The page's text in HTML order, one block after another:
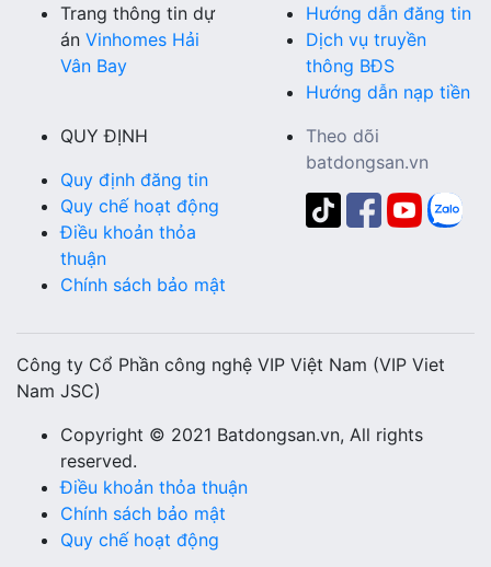
Trang thông tin dự
án Vinhomes Hải
Vân Bay
Hướng dẫn đăng tin
Dịch vụ truyền
thông BĐS
Hướng dẫn nạp tiền
QUY ĐỊNH
Quy định đăng tin
Quy chế hoạt động
Điều khoản thỏa
thuận
Chính sách bảo mật
Theo dõi
batdongsan.vn
Công ty Cổ Phần công nghệ VIP Việt Nam (VIP Viet
Nam JSC)
Copyright © 2021 Batdongsan.vn, All rights
reserved.
Điều khoản thỏa thuận
Chính sách bảo mật
Quy chế hoạt động